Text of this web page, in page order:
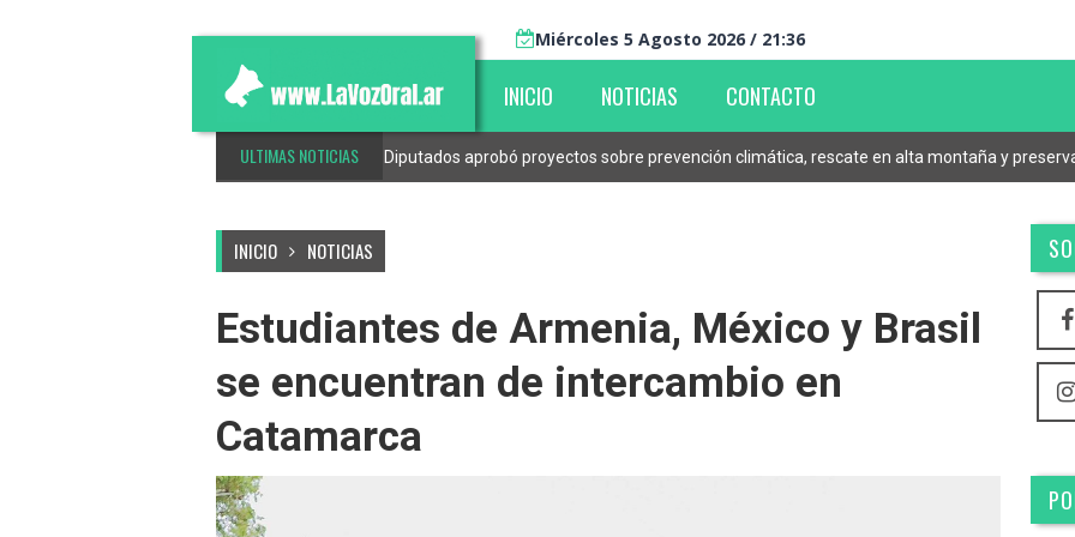
Miércoles 5 Agosto 2026 / 21:36
INICIO NOTICIAS CONTACTO
ULTIMAS NOTICIAS
de mascotas e inclusión Diputados aprobó proyectos sobre prevención climática, rescate en alta montaña y
INICIO NOTICIAS
Estudiantes de Armenia, México y Brasil
se encuentran de intercambio en
Catamarca